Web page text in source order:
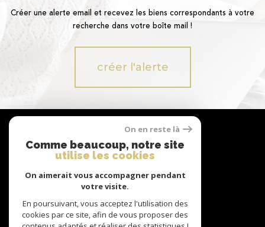
Créer une alerte email et recevez les biens correspondants à votre
recherche dans votre boîte mail !
créer l'alerte
suivre
Nous
adhérons
On en reste là
Comme beaucoup, notre site
utilise les cookies
On aimerait vous accompagner pendant
votre visite.
En poursuivant, vous acceptez l'utilisation des
cookies par ce site, afin de vous proposer des